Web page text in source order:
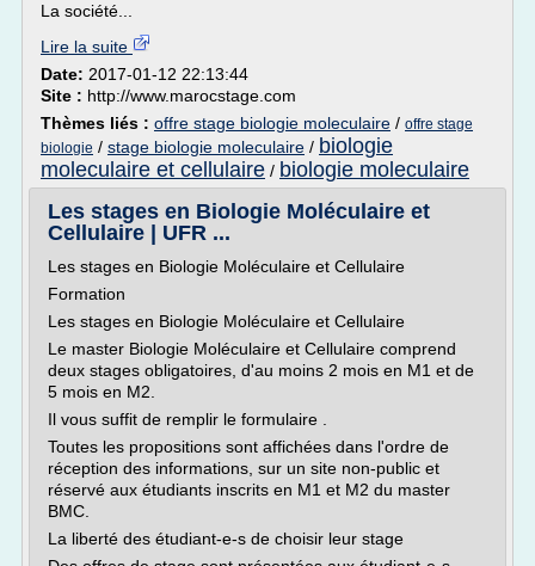
La société...
Lire la suite
Date: 2017-01-12 22:13:44
Site : http://www.marocstage.com
Thèmes liés : offre stage biologie moleculaire / offre stage
biologie / stage biologie moleculaire / biologie
moleculaire et cellulaire / biologie moleculaire
Les stages en Biologie Moléculaire et
Cellulaire | UFR ...
Les stages en Biologie Moléculaire et Cellulaire
Formation
Les stages en Biologie Moléculaire et Cellulaire
Le master Biologie Moléculaire et Cellulaire comprend
deux stages obligatoires, d'au moins 2 mois en M1 et de
5 mois en M2.
Il vous suffit de remplir le formulaire .
Toutes les propositions sont affichées dans l'ordre de
réception des informations, sur un site non-public et
réservé aux étudiants inscrits en M1 et M2 du master
BMC.
La liberté des étudiant-e-s de choisir leur stage